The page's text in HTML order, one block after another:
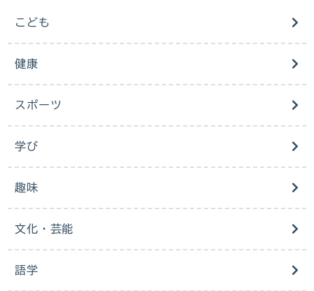
こども
健康
スポーツ
学び
趣味
文化・芸能
語学